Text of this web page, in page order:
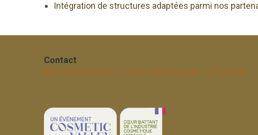
Intégration de structures adaptées parmi nos
Contact
Fanny AUDOUIT - faudouit@cosmetic-valley.com